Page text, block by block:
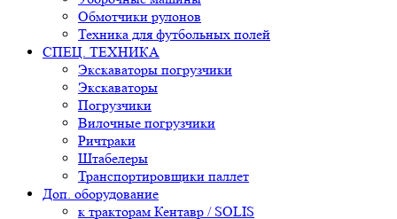
Обмотчики рулонов
Техника для футбольных полей
СПЕЦ. ТЕХНИКА
Экскаваторы погрузчики
Экскаваторы
Погрузчики
Вилочные погрузчики
Ричтраки
Штабелеры
Транспортировщики паллет
Доп. оборудование
к тракторам Кентавр / SOLIS